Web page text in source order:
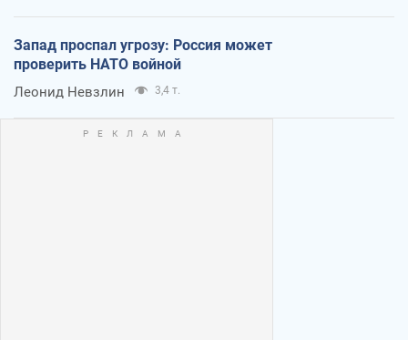
Запад проспал угрозу: Россия может
проверить НАТО войной
Леонид Невзлин 3,4 т.